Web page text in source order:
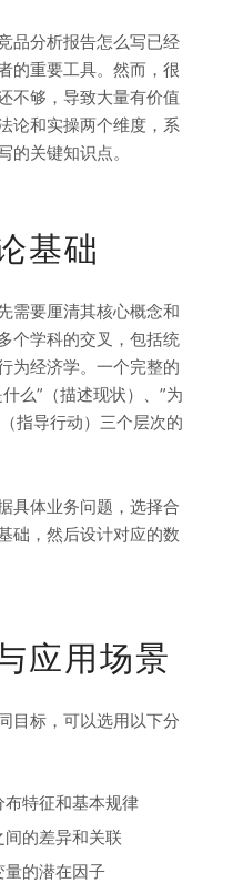
品分析报告怎么写已经
的重要工具。然而，很
不够，导致大量有价值
论和实操两个维度，系
的关键知识点。
基础
需要厘清其核心概念和
个学科的交叉，包括统
为经济学。一个完整的
么”（描述现状）、”为
指导行动）三个层次的
具体业务问题，选择合
础，然后设计对应的数
应用场景
目标，可以选用以下分
特征和基本规律
的差异和关联
的潜在因子